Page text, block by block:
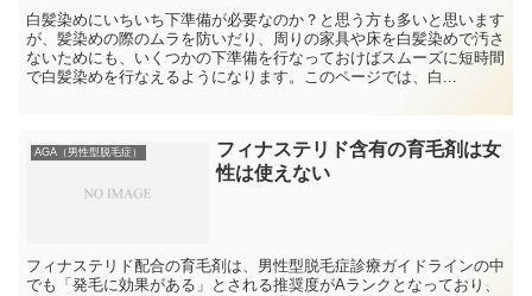
白髪染めにいちいち下準備が必要なのか？と思う方も多いと思います
が、髪染めの際のムラを防いだり、周りの家具や床を白髪染めで汚さ
ないためにも、いくつかの下準備を行なっておけばスムーズに短時間
で白髪染めを行なえるようになります。このページでは、白...
AGA（男性型脱毛症）
フィナステリド含有の育毛剤は女
性は使えない
フィナステリド配合の育毛剤は、男性型脱毛症診療ガイドラインの中
でも「発毛に効果がある」とされる推奨度がAランクとなっており、